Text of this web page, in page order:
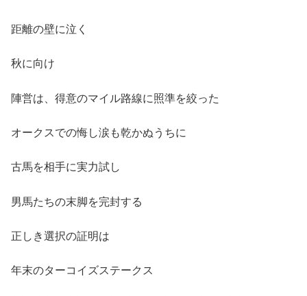
距離の壁に泣く
秋に向け
陣営は、得意のマイル路線に照準を絞った
オークスでの悔し涙も乾かぬうちに
古馬を相手に実力試し
男馬たちの末脚を完封する
正しき選択の証明は
年末のターコイズステークス